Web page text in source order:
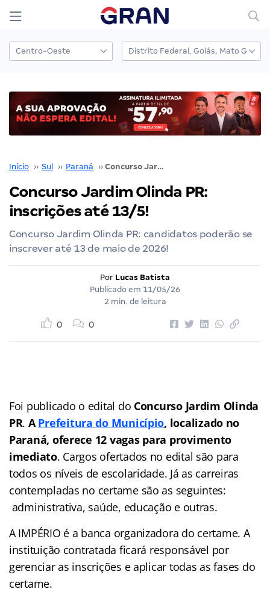
Início ›› Sul ›› Paraná ›› Concurso Jardim Olinda PR: inscrições até 13/5!
Concurso Jardim Olinda PR:
inscrições até 13/5!
Concurso Jardim Olinda PR: candidatos poderão se
inscrever até 13 de maio de 2026!
Por Lucas Batista
Publicado em 11/05/26
2 min. de leitura
0 0
Foi publicado o edital do Concurso Jardim Olinda
PR. APrefeitura do Município, localizado no
Paraná, oferece 12 vagas para provimento
imediato. Cargos ofertados no edital são para
todos os níveis de escolaridade. Já as carreiras
contempladas no certame são as seguintes:
administrativa, saúde, educação e outras.
A IMPÉRIO é a banca organizadora do certame. A
instituição contratada ficará responsável por
gerenciar as inscrições e aplicar todas as fases do
certame.